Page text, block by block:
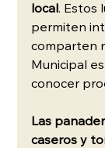
local. Estos
permiten
comparten
Municipal
conocer
Las
caseros y